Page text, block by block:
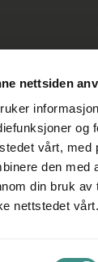
nettsiden
og
vårt, med
den med
din bruk
nettstedet vårt.